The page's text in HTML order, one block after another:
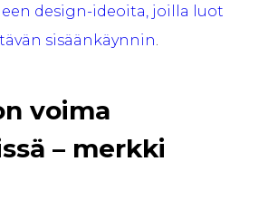
design-ideoita, joilla luot
sisäänkäynnin.
voima
– merkki